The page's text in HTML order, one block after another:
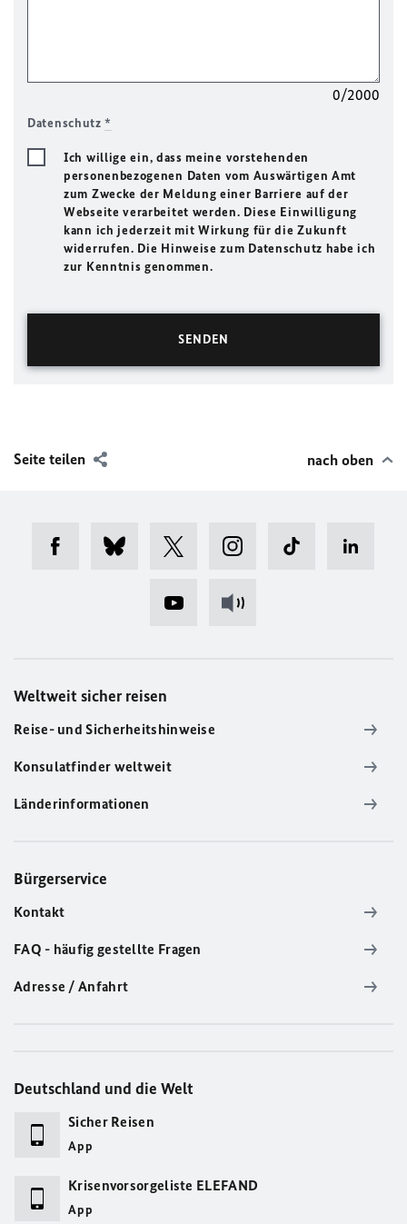
0/2000
Datenschutz*
Ich willige ein, dass meine vorstehenden
personenbezogenen Daten vom Auswärtigen Amt
zum Zwecke der Meldung einer Barriere auf der
Webseite verarbeitet werden. Diese Einwilligung
kann ich jederzeit mit Wirkung für die Zukunft
widerrufen. Die Hinweise zum Datenschutz habe ich
zur Kenntnis genommen.
Seite teilen nach oben
Weltweit sicher reisen
Reise- und Sicherheitshinweise
Konsulatfinder weltweit
Länderinformationen
Bürgerservice
Kontakt
FAQ - häufig gestellte Fragen
Adresse / Anfahrt
Deutschland und die Welt
Sicher Reisen
App
Krisenvorsorgeliste ELEFAND
App